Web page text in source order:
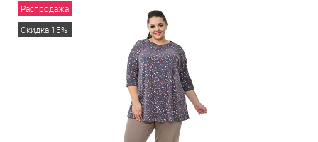
В корзину
Распродажа
Скидка 15%